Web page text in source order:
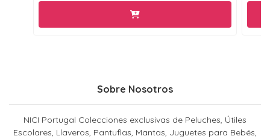
Sobre Nosotros
NICI Portugal Colecciones exclusivas de Peluches, Útiles
Escolares, Llaveros, Pantuflas, Mantas, Juguetes para Bebés,